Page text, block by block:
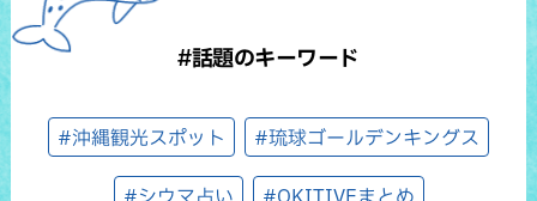
#話題のキーワード
#沖縄観光スポット #琉球ゴールデンキングス
#シウマ占い #OKITIVEまとめ